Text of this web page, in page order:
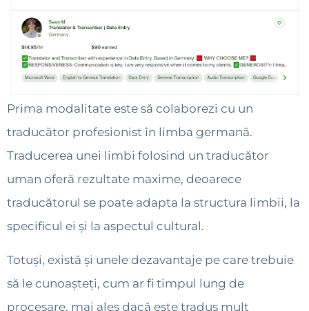
Prima modalitate este să colaborezi cu un
traducător profesionist în limba germană.
Traducerea unei limbi folosind un traducător
uman oferă rezultate maxime, deoarece
traducătorul se poate adapta la structura limbii, la
specificul ei și la aspectul cultural.
Totuși, există și unele dezavantaje pe care trebuie
să le cunoașteți, cum ar fi timpul lung de
procesare, mai ales dacă este tradus mult